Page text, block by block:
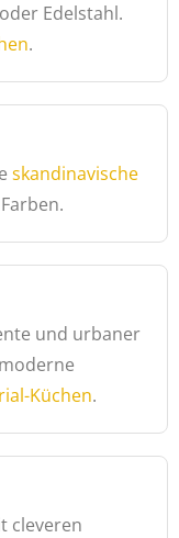
Edelstahl.
.
skandinavische
und urbaner
Küchen.
cleveren